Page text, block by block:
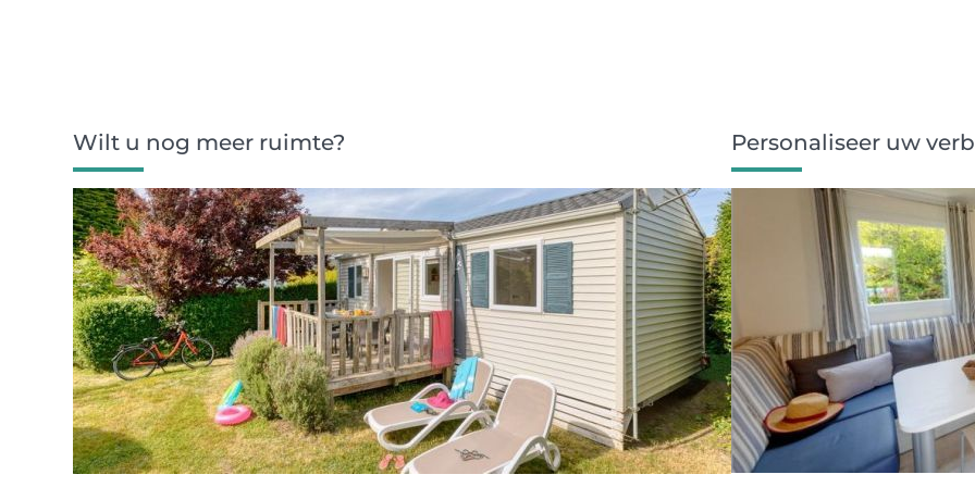
Wilt u nog meer ruimte? Personaliseer uw